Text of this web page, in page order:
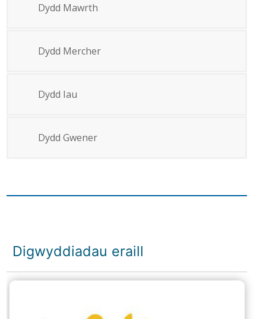
Dydd Mawrth
Dydd Mercher
Dydd Iau
Dydd Gwener
Digwyddiadau eraill